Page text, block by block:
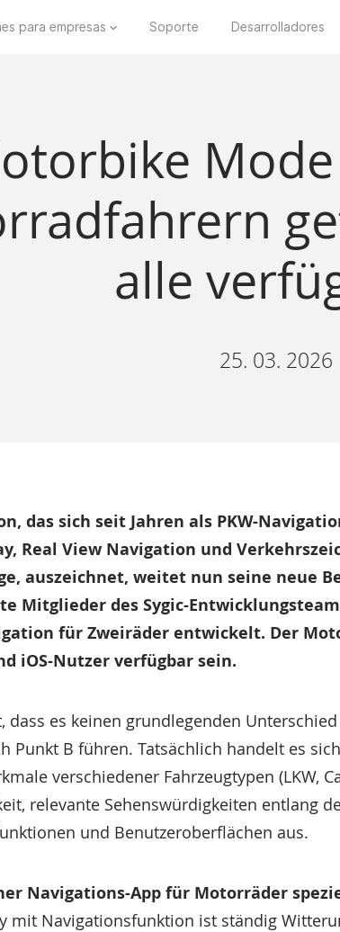
para empresas Soporte Desarrolladores
alle
25. 03. 2026
das sich seit Jahren als PKW-
Real View Navigation und
auszeichnet, weitet nun seine neue
Mitglieder des Sygic-
für Zweiräder entwickelt. Der
iOS-Nutzer verfügbar sein.
dass es keinen grundlegenden
Punkt B führen. Tatsächlich handelt es
verschiedener Fahrzeugtypen (LKW,
relevante Sehenswürdigkeiten entlang
und Benutzeroberflächen aus.
Navigations-App für Motorräder
mit Navigationsfunktion ist ständig